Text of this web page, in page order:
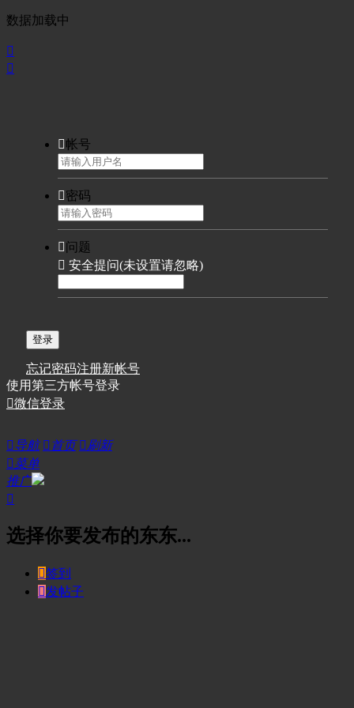
数据加载中


帐号
密码
问题
 安全提问(未设置请忽略)
登录
忘记密码注册新帐号
使用第三方帐号登录
微信登录
导航  首页  刷新
菜单
推广

选择你要发布的东东...
签到
发帖子